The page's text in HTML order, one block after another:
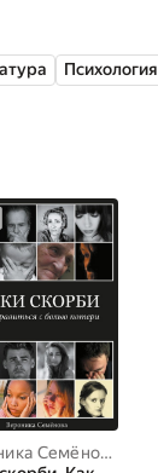
Психология
Вероника Семёнова